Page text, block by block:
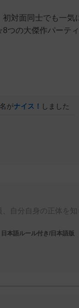
対面同士でも一
の大傑作パーティ
名がナイス！ しました
、自分自身の正体を
日本語ルール付き/日本語版